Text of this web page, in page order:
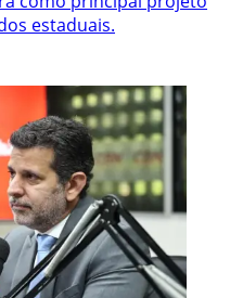
estaduais.